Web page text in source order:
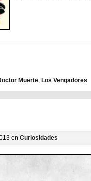
Muerte, Los Vengadores
en Curiosidades